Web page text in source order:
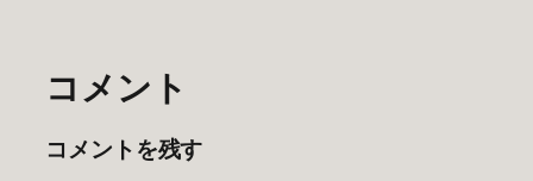
コメント
コメントを残す